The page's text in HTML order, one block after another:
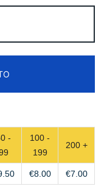
-
100 -
199
200 +
€8.00 €7.00